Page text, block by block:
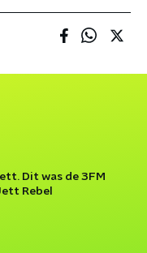
Dit was de 3FM
Rebel